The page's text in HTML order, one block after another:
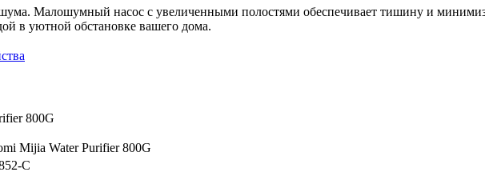
Малошумный насос с увеличенными полостями обеспечивает тишину и
в уютной обстановке вашего дома.
Mijia Water Purifier 800G
C